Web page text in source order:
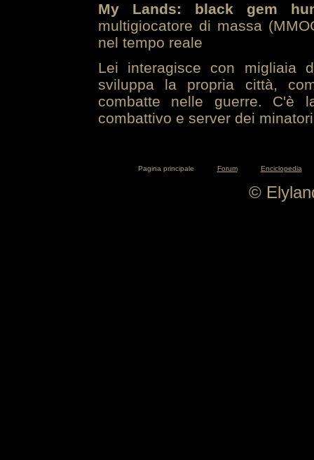
My Lands: black gem
multigiocatore di massa
nel tempo reale
Lei interagisce con migliaia
sviluppa la propria città,
combatte nelle guerre. C'è
combattivo e server dei
Pagina principale Forum Enciclopedia
©